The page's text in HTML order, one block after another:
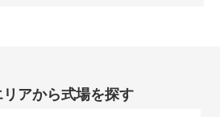
アから式場を探す